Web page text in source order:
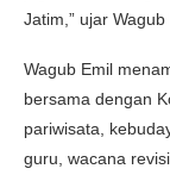
Jatim,” ujar Wagub
Wagub Emil
bersama dengan
pariwisata,
guru, wacana